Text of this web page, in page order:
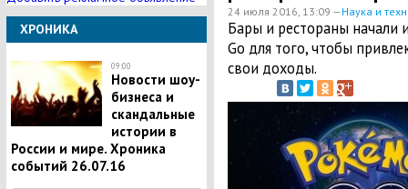
ХРОНИКА
09:00
Новости шоу-
бизнеса и
скандальные
истории в
России и мире. Хроника
событий 26.07.16
24 июля 2016, 13:09 —Наука и
​Бары и рестораны начали
Go для того, чтобы
свои доходы.